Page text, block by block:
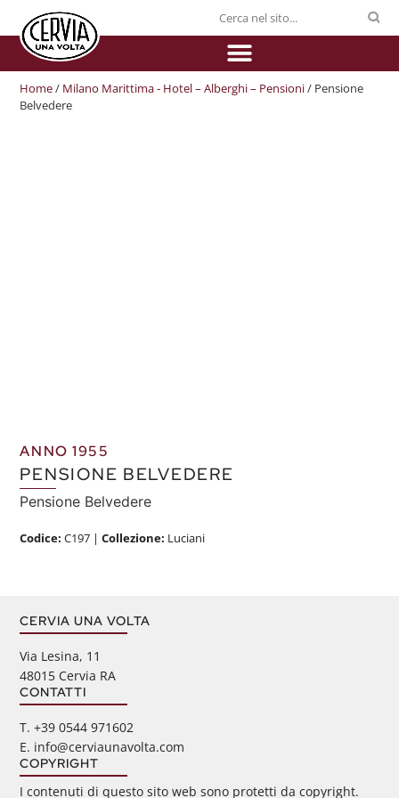
Home/ Milano Marittima - Hotel – Alberghi – Pensioni/ Pensione
Belvedere
ANNO 1955
PENSIONE BELVEDERE
Pensione Belvedere
Codice:C197 |Collezione: Luciani
CERVIA UNA VOLTA
Via Lesina, 11
48015 Cervia RA
CONTATTI
‭T. +39 0544 971602
E. info@cerviaunavolta.com
COPYRIGHT
I contenuti di questo sito web sono protetti da copyright.